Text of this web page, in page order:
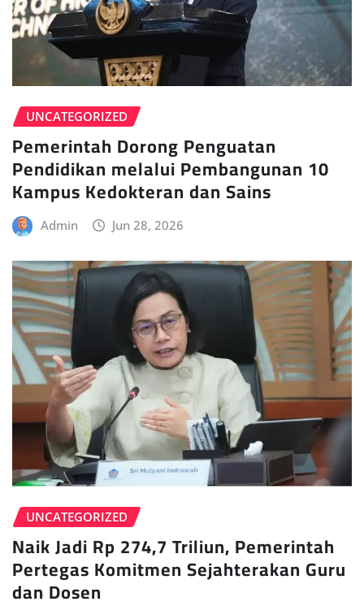
UNCATEGORIZED
Pemerintah Dorong Penguatan
Pendidikan melalui Pembangunan 10
Kampus Kedokteran dan Sains
Admin Jun 28, 2026
UNCATEGORIZED
Naik Jadi Rp 274,7 Triliun, Pemerintah
Pertegas Komitmen Sejahterakan Guru
dan Dosen